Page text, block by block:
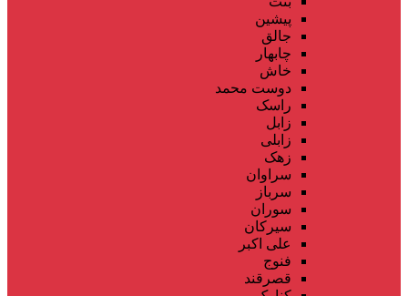
پیشین
جالق
چابهار
خاش
دوست محمد
راسک
زابل
زابلی
زهک
سراوان
سرباز
سوران
سیرکان
علی اکبر
فنوج
قصرقند